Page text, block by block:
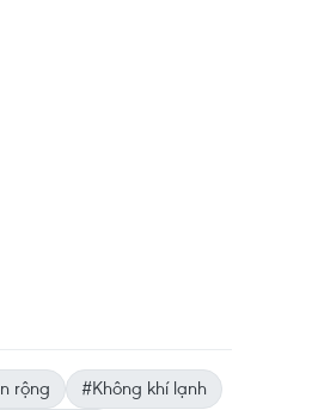
rộng
#Không khí lạnh